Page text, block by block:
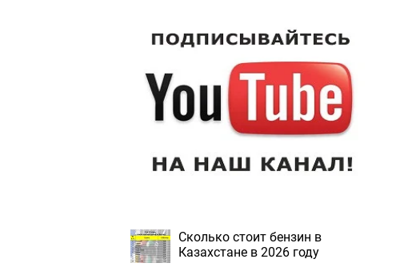
Сколько стоит бензин в
Казахстане в 2026 году